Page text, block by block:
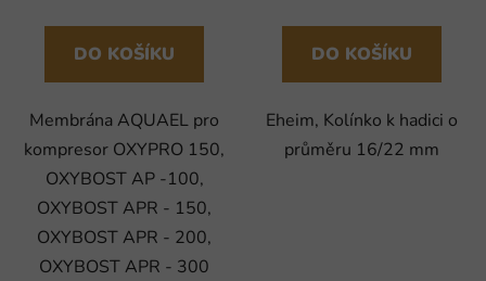
DO KOŠÍKU
Membrána AQUAEL pro
kompresor OXYPRO 150,
OXYBOST AP -100,
OXYBOST APR - 150,
OXYBOST APR - 200,
OXYBOST APR - 300
DO KOŠÍKU
Eheim, Kolínko k hadici o
průměru 16/22 mm